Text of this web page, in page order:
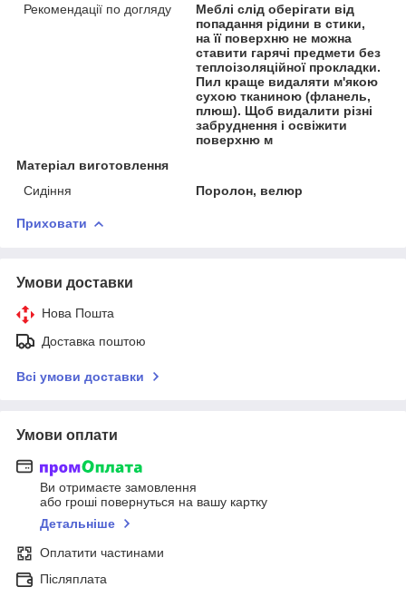
Рекомендації по догляду
Меблі слід оберігати від
попадання рідини в стики,
на її поверхню не можна
ставити гарячі предмети без
теплоізоляційної прокладки.
Пил краще видаляти м'якою
сухою тканиною (фланель,
плюш). Щоб видалити різні
забруднення і освіжити
поверхню м
Матеріал виготовлення
Сидіння
Поролон, велюр
Приховати
Умови доставки
Нова Пошта
Доставка поштою
Всі умови доставки
Умови оплати
Ви отримаєте замовлення
або гроші повернуться на вашу картку
Детальніше
Оплатити частинами
Післяплата